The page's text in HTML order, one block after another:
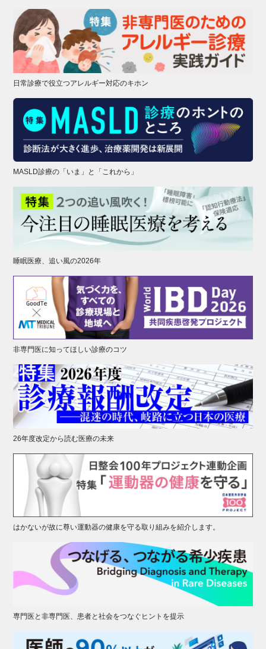
日常診療で役立つアレルギー対応のキホン
MASLD診療の「いま」と「これから」
睡眠医療、追い風の2026年
非専門医に知ってほしい診療のコツ
26年度改定から読む医療の未来
はかないが故に尊い運動器の健康を守る取り組みを紹介します。
専門医と非専門医、患者と社会をつなぐヒントを提示